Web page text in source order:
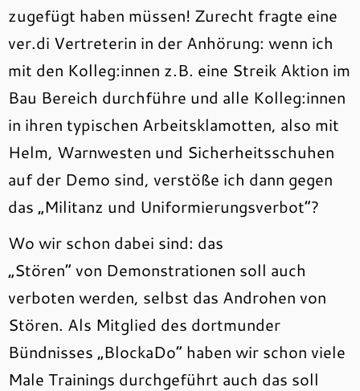
zugefügt haben müssen! Zurecht fragte eine
ver.di Vertreterin in der Anhörung: wenn ich
mit den Kolleg:innen z.B. eine Streik Aktion im
Bau Bereich durchführe und alle Kolleg:innen
in ihren typischen Arbeitsklamotten, also mit
Helm, Warnwesten und Sicherheitsschuhen
auf der Demo sind, verstöße ich dann gegen
das „Militanz und Uniformierungsverbot“?
Wo wir schon dabei sind: das
„Stören“ von Demonstrationen soll auch
verboten werden, selbst das Androhen von
Stören. Als Mitglied des dortmunder
Bündnisses „BlockaDo“ haben wir schon viele
Male Trainings durchgeführt auch das soll